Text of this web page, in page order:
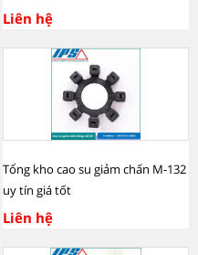
Liên hệ
Tổng kho cao su giảm chấn M-132
uy tín giá tốt
Liên hệ